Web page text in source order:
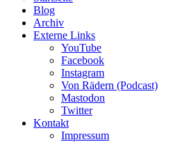
Blog
Archiv
Externe Links
YouTube
Facebook
Instagram
Von Rädern (Podcast)
Mastodon
Twitter
Kontakt
Impressum